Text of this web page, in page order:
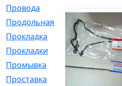
Провода
[231]
Продольная
[1]
Прокладка
[2726]
Прокладки
[25]
Промывка
[13]
Проставка